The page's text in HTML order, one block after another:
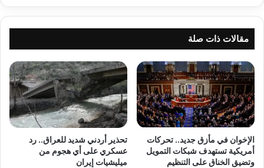
مقالات ذات صلة
الإخوان في مأزق جديد.. تحركات
أمريكية تستهدف شبكات التمويل
وتضيق الخناق على التنظيم
تحذير أردني شديد للعراق.. رد
عسكري على أي هجوم من
ميليشيات إيران